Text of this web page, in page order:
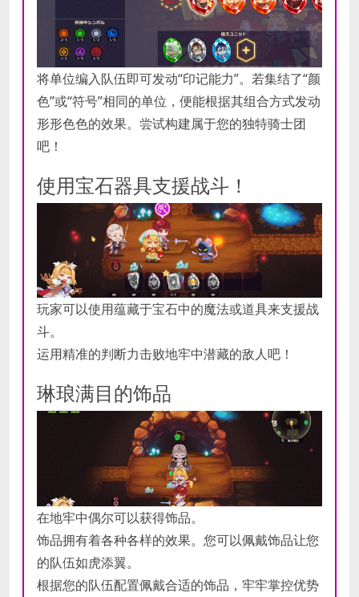
将单位编入队伍即可发动“印记能力”。若集结了“颜
色”或“符号”相同的单位，便能根据其组合方式发动
形形色色的效果。尝试构建属于您的独特骑士团
吧！
使用宝石器具支援战斗！
玩家可以使用蕴藏于宝石中的魔法或道具来支援战
斗。
运用精准的判断力击败地牢中潜藏的敌人吧！
琳琅满目的饰品
在地牢中偶尔可以获得饰品。
饰品拥有着各种各样的效果。您可以佩戴饰品让您
的队伍如虎添翼。
根据您的队伍配置佩戴合适的饰品，牢牢掌控优势